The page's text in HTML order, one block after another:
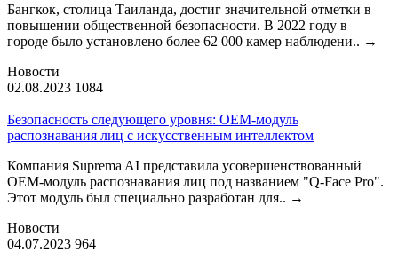
Бангкок, столица Таиланда, достиг значительной отметки в
повышении общественной безопасности. В 2022 году в
городе было установлено более 62 000 камер наблюдени.. →
Новости
02.08.2023 1084
Безопасность следующего уровня: OEM-модуль
распознавания лиц с искусственным интеллектом
Компания Suprema AI представила усовершенствованный
OEM-модуль распознавания лиц под названием "Q-Face Pro".
Этот модуль был специально разработан для.. →
Новости
04.07.2023 964